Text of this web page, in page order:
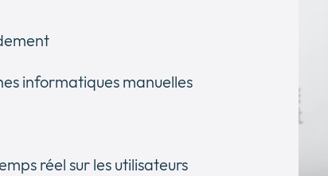
informatiques manuelles
réel sur les utilisateurs